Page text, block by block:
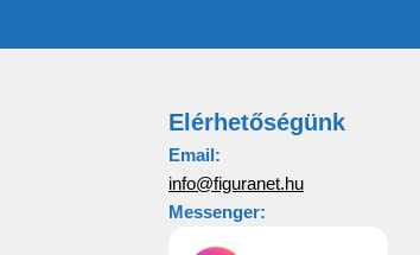
Elérhetőségünk
Email:
info@figuranet.hu
Messenger: